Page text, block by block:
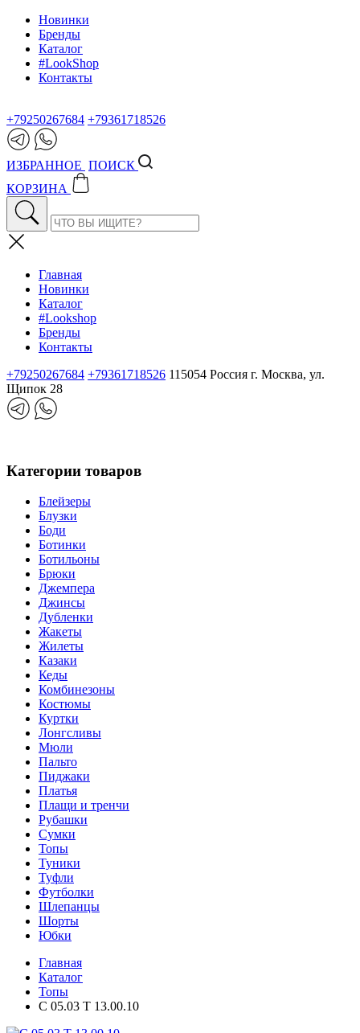
Новинки
Бренды
Каталог
#LookShop
Контакты
+79250267684 +79361718526
ИЗБРАННОЕ ПОИСК
КОРЗИНА
Главная
Новинки
Каталог
#Lookshop
Бренды
Контакты
+79250267684 +79361718526 115054 Россия г. Москва, ул.
Щипок 28
Категории товаров
Блейзеры
Блузки
Боди
Ботинки
Ботильоны
Брюки
Джемпера
Джинсы
Дубленки
Жакеты
Жилеты
Казаки
Кеды
Комбинезоны
Костюмы
Куртки
Лонгсливы
Мюли
Пальто
Пиджаки
Платья
Плащи и тренчи
Рубашки
Сумки
Топы
Туники
Туфли
Футболки
Шлепанцы
Шорты
Юбки
Главная
Каталог
Топы
C 05.03 T 13.00.10